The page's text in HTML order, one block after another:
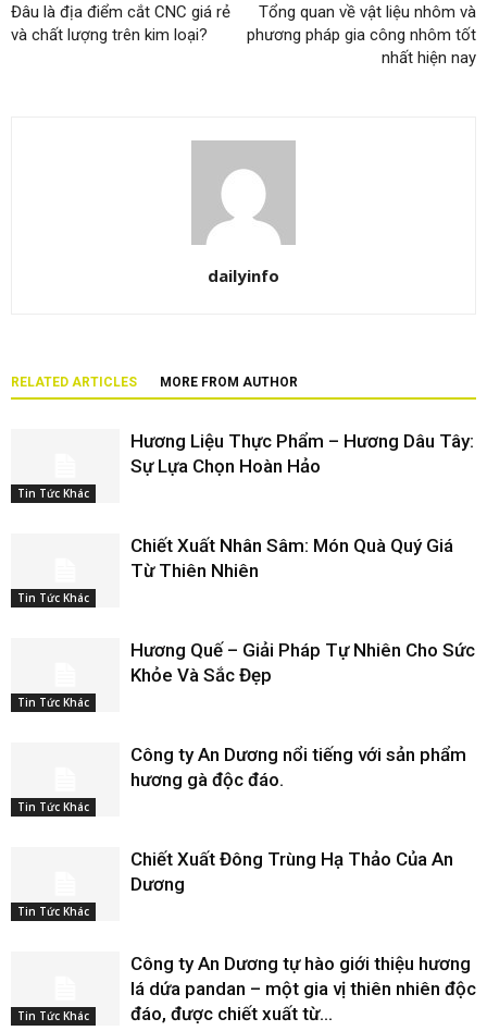
Đâu là địa điểm cắt CNC giá rẻ
và chất lượng trên kim loại?
Tổng quan về vật liệu nhôm và
phương pháp gia công nhôm tốt
nhất hiện nay
dailyinfo
RELATED ARTICLES MORE FROM AUTHOR
Tin Tức Khác
Hương Liệu Thực Phẩm – Hương Dâu Tây:
Sự Lựa Chọn Hoàn Hảo
Tin Tức Khác
Chiết Xuất Nhân Sâm: Món Quà Quý Giá
Từ Thiên Nhiên
Tin Tức Khác
Hương Quế – Giải Pháp Tự Nhiên Cho Sức
Khỏe Và Sắc Đẹp
Tin Tức Khác
Công ty An Dương nổi tiếng với sản phẩm
hương gà độc đáo.
Tin Tức Khác
Chiết Xuất Đông Trùng Hạ Thảo Của An
Dương
Tin Tức Khác
Công ty An Dương tự hào giới thiệu hương
lá dứa pandan – một gia vị thiên nhiên độc
đáo, được chiết xuất từ...